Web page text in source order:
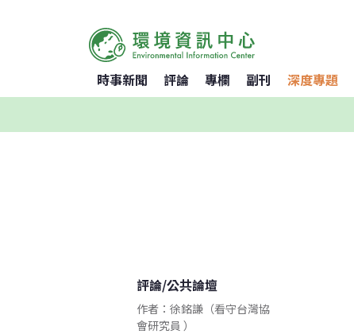
時事新聞 評論 專欄 副刊 深度專題
評論/公共論壇
作者：徐銘謙（看守台灣協
會研究員 ）